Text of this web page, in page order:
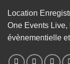
Location
One Events
évènementielle